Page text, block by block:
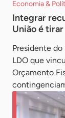
Economia &
Integrar
União é
Presidente
LDO que
Orçamento